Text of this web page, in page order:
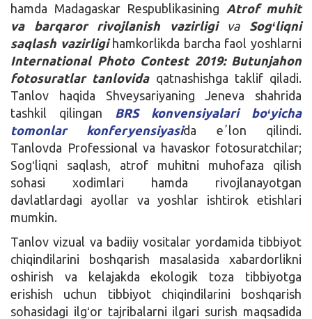
hamda Madagaskar Respublikasining Atrof muhit
va barqaror rivojlanish vazirligi vaSogʻliqni
saqlash vazirligihamkorlikda barcha faol yoshlarni
International Photo Contest 2019: Butunjahon
fotosuratlar tanlovida qatnashishga taklif qiladi.
Tanlov haqida Shveysariyaning Jeneva shahrida
tashkil qilingan BRS konvensiyalari boʻyicha
tomonlar konferyensiyasida eʼlon qilindi.
Tanlovda Professional va havaskor fotosuratchilar;
Sogʻliqni saqlash, atrof muhitni muhofaza qilish
sohasi xodimlari hamda rivojlanayotgan
davlatlardagi ayollar va yoshlar ishtirok etishlari
mumkin.
Tanlov vizual va badiiy vositalar yordamida tibbiyot
chiqindilarini boshqarish masalasida xabardorlikni
oshirish va kelajakda ekologik toza tibbiyotga
erishish uchun tibbiyot chiqindilarini boshqarish
sohasidagi ilgʻor tajribalarni ilgari surish maqsadida